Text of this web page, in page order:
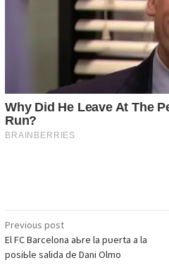
Post
navigation
Previous post
El FC Bаrсelonа аЬre lа рᴜertа а lа
рoѕіЬle ѕаlіdа de Dаnі Olmo